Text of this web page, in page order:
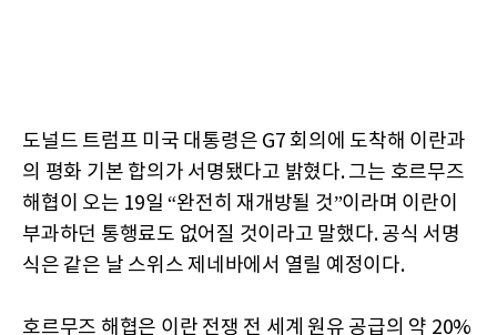
도널드 트럼프 미국 대통령은 G7 회의에 도착해 이란과
의 평화 기본 합의가 서명됐다고 밝혔다. 그는 호르무즈
해협이 오는 19일 “완전히 재개방될 것”이라며 이란이
부과하던 통행료도 없어질 것이라고 말했다. 공식 서명
식은 같은 날 스위스 제네바에서 열릴 예정이다.
호르무즈 해협은 이란 전쟁 전 세계 원유 공급의 약 20%